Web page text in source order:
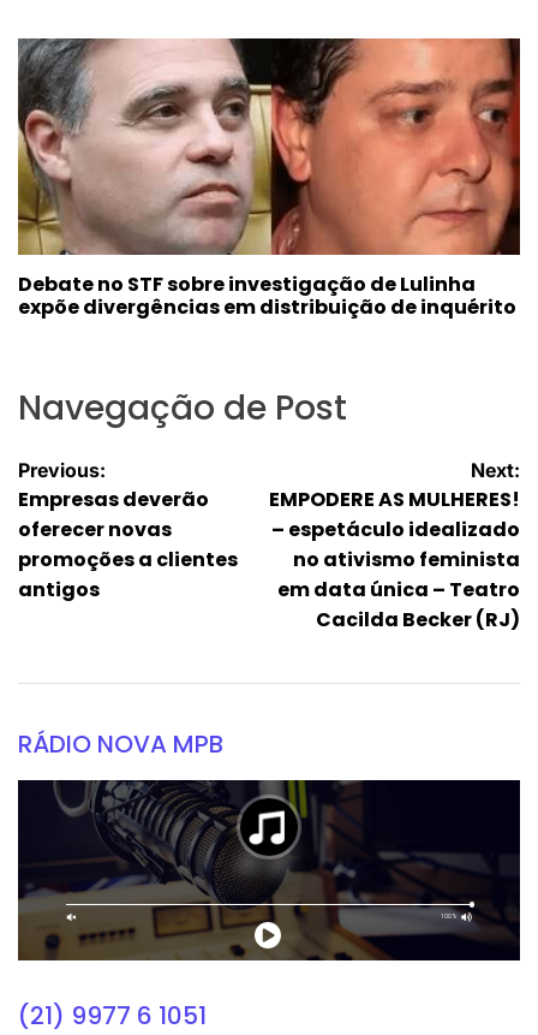
Debate no STF sobre investigação de Lulinha
expõe divergências em distribuição de inquérito
Navegação de Post
Previous:
Empresas deverão
oferecer novas
promoções a clientes
antigos
Next:
EMPODERE AS MULHERES!
– espetáculo idealizado
no ativismo feminista
em data única – Teatro
Cacilda Becker (RJ)
RÁDIO NOVA MPB
(21) 9977 6 1051